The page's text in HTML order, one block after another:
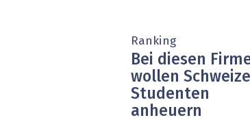
Ranking
Bei diesen
wollen
Studenten
anheuern